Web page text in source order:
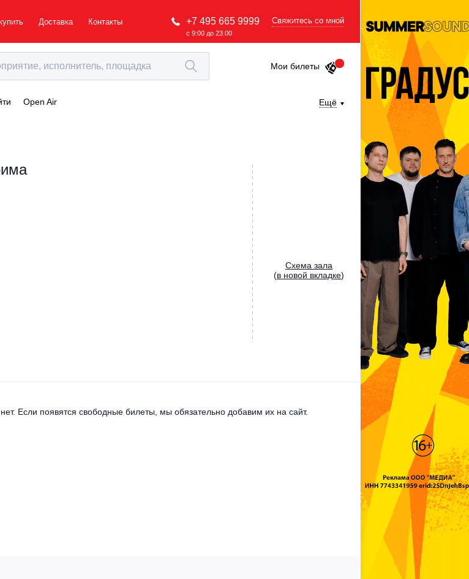
Доставка Контакты +7 495 665 9999
с 9:00 до 23:00
Свяжитесь со мной
Мои билеты
Open Air Ещё
Cхема зала
(в новой вкладке)
Если появятся свободные билеты, мы обязательно добавим их на сайт.